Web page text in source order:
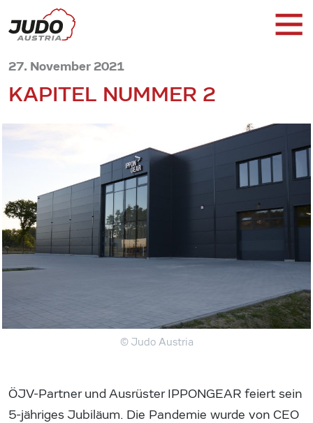
27. November 2021
KAPITEL NUMMER 2
© Judo Austria
ÖJV-Partner und Ausrüster IPPONGEAR feiert sein
5-jähriges Jubiläum. Die Pandemie wurde von CEO